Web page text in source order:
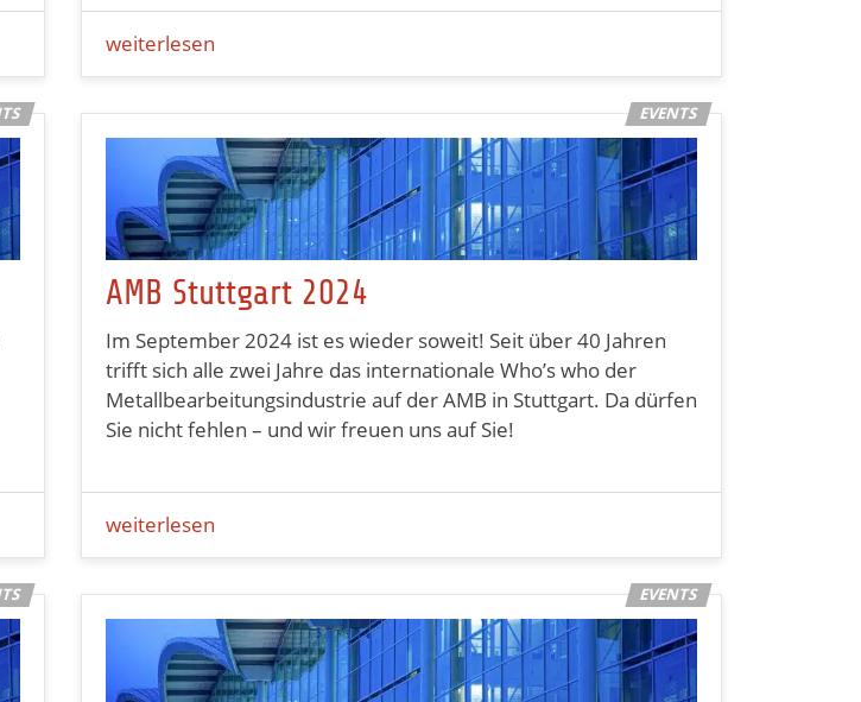
weiterlesen
AMB Stuttgart 2024
Im September 2024 ist es wieder soweit! Seit über 40 Jahren
trifft sich alle zwei Jahre das internationale Who’s who der
Metallbearbeitungsindustrie auf der AMB in Stuttgart. Da dürfen
Sie nicht fehlen – und wir freuen uns auf Sie!
weiterlesen